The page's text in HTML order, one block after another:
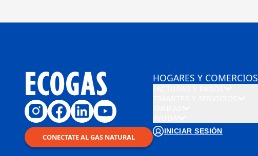
CONECTATE AL GAS NATURAL
HOGARES Y COMERCIOS
INICIAR SESIÓN